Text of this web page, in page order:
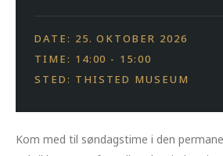
DATE: 25. OKTOBER 2026
TIME: 14:00 - 15:00
STED: THISTED MUSEUM
Kom med til søndagstime i den